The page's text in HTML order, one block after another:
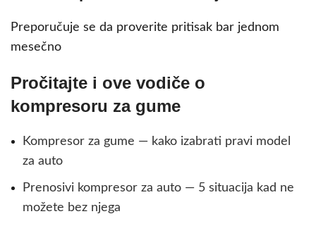
Preporučuje se da proverite pritisak bar jednom
mesečno
Pročitajte i ove vodiče o
kompresoru za gume
Kompresor za gume — kako izabrati pravi model
za auto
Prenosivi kompresor za auto — 5 situacija kad ne
možete bez njega